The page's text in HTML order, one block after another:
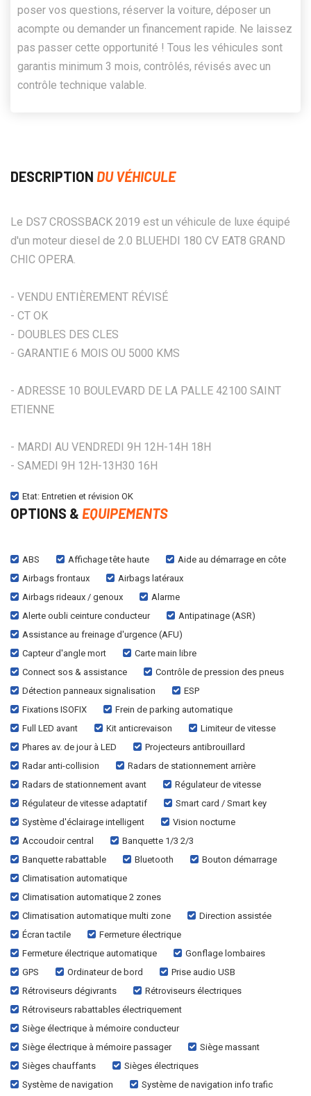
poser vos questions, réserver la voiture, déposer un
acompte ou demander un financement rapide. Ne laissez
pas passer cette opportunité ! Tous les véhicules sont
garantis minimum 3 mois, contrôlés, révisés avec un
contrôle technique valable.
DESCRIPTION DU VÉHICULE
Le DS7 CROSSBACK 2019 est un véhicule de luxe équipé
d'un moteur diesel de 2.0 BLUEHDI 180 CV EAT8 GRAND
CHIC OPERA.
- VENDU ENTIÈREMENT RÉVISÉ
- CT OK
- DOUBLES DES CLES
- GARANTIE 6 MOIS OU 5000 KMS
- ADRESSE 10 BOULEVARD DE LA PALLE 42100 SAINT
ETIENNE
- MARDI AU VENDREDI 9H 12H-14H 18H
- SAMEDI 9H 12H-13H30 16H
Etat: Entretien et révision OK
OPTIONS & EQUIPEMENTS
ABS Affichage tête haute
Aide au démarrage en côte
Airbags frontaux
Airbags latéraux
Airbags rideaux / genoux
Alarme
Alerte oubli ceinture conducteur
Antipatinage (ASR)
Assistance au freinage d'urgence (AFU)
Capteur d'angle mort
Carte main libre
Connect sos & assistance
Contrôle de pression des pneus
Détection panneaux signalisation
ESP
Fixations ISOFIX
Frein de parking automatique
Full LED avant
Kit anticrevaison
Limiteur de vitesse
Phares av. de jour à LED
Projecteurs antibrouillard
Radar anti-collision
Radars de stationnement arrière
Radars de stationnement avant
Régulateur de vitesse
Régulateur de vitesse adaptatif
Smart card / Smart key
Système d'éclairage intelligent
Vision nocturne
Accoudoir central
Banquette 1/3 2/3
Banquette rabattable
Bluetooth
Bouton démarrage
Climatisation automatique
Climatisation automatique 2 zones
Climatisation automatique multi zone
Direction assistée
Écran tactile
Fermeture électrique
Fermeture électrique automatique
Gonflage lombaires
GPS
Ordinateur de bord
Prise audio USB
Rétroviseurs dégivrants
Rétroviseurs électriques
Rétroviseurs rabattables électriquement
Siège électrique à mémoire conducteur
Siège électrique à mémoire passager
Siège massant
Sièges chauffants
Sièges électriques
Système de navigation
Système de navigation info trafic